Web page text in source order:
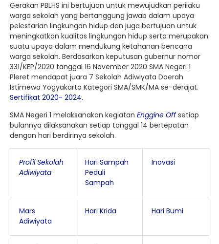
Gerakan PBLHS ini bertujuan untuk mewujudkan perilaku
warga sekolah yang bertanggung jawab dalam upaya
pelestarian lingkungan hidup dan juga bertujuan untuk
meningkatkan kualitas lingkungan hidup serta merupakan
suatu upaya dalam mendukung ketahanan bencana
warga sekolah. Berdasarkan keputusan gubernur nomor
331/KEP/2020 tanggal 16 November 2020 SMA Negeri 1
Pleret mendapat juara 7 Sekolah Adiwiyata Daerah
Istimewa Yogyakarta Kategori SMA/SMK/MA se-derajat.
Sertifikat 2020- 2024.
SMA Negeri 1 melaksanakan kegiatan Enggine Offsetiap
bulannya dilaksanakan setiap tanggal 14 bertepatan
dengan hari berdirinya sekolah.
Profil Sekolah
Adiwiyata
Hari Sampah
Peduli
Sampah
Inovasi
Mars
Adiwiyata
Hari Krida Hari Bumi